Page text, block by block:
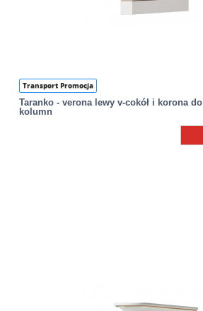
Transport Promocja
Taranko - verona lewy v-cokół i korona do
kolumn